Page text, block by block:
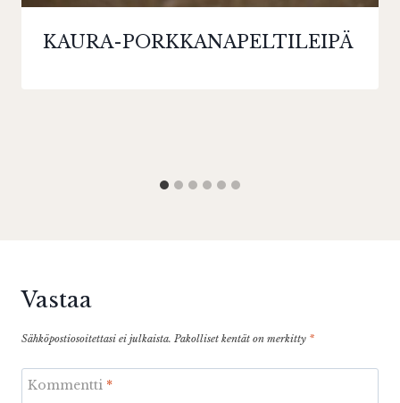
KAURA-PORKKANAPELTILEIPÄ
Vastaa
Sähköpostiosoitettasi ei julkaista. Pakolliset kentät on merkitty *
Kommentti *